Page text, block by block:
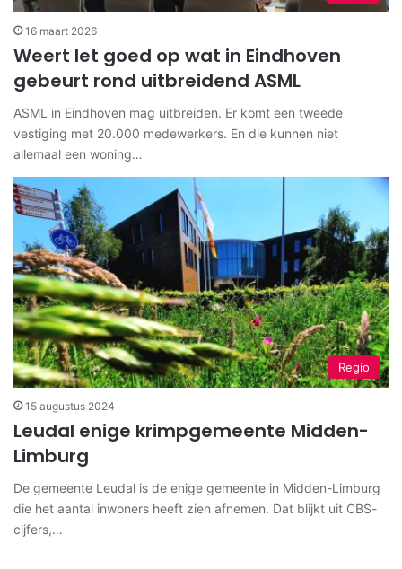
16 maart 2026
Weert let goed op wat in Eindhoven
gebeurt rond uitbreidend ASML
ASML in Eindhoven mag uitbreiden. Er komt een tweede
vestiging met 20.000 medewerkers. En die kunnen niet
allemaal een woning…
Regio
15 augustus 2024
Leudal enige krimpgemeente Midden-
Limburg
De gemeente Leudal is de enige gemeente in Midden-Limburg
die het aantal inwoners heeft zien afnemen. Dat blijkt uit CBS-
cijfers,…